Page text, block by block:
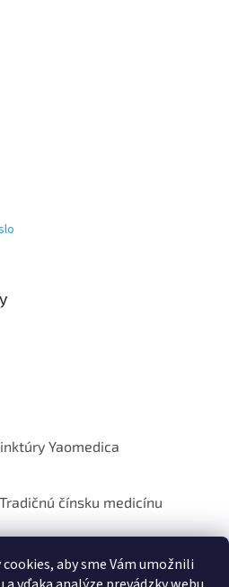
aby sme Vám umožnili
Yaomedica
čínsku medicínu
vlasy? Pomôže vám čínska